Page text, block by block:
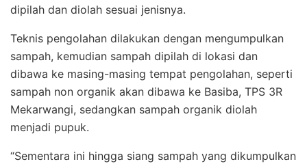
dipilah dan diolah sesuai jenisnya.
Teknis pengolahan dilakukan dengan mengumpulkan
sampah, kemudian sampah dipilah di lokasi dan
dibawa ke masing-masing tempat pengolahan, seperti
sampah non organik akan dibawa ke Basiba, TPS 3R
Mekarwangi, sedangkan sampah organik diolah
menjadi pupuk.
“Sementara ini hingga siang sampah yang dikumpulkan